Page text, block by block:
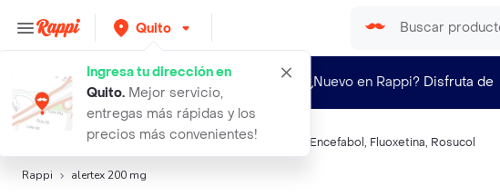
Quito
Ingresa tu dirección en
Quito. Mejor servicio,
entregas más rápidas y los
precios más convenientes!
¿Nuevo en Rappi? Disfruta de
Búsquedas relacionadas: Sistema Nervioso Encefabol , Fluoxetina, Rosucol
Rappi alertex 200 mg